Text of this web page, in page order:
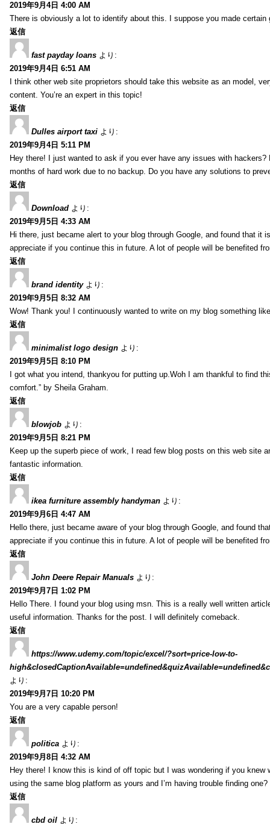
2019年9月4日 4:00 AM
There is obviously a lot to identify about this. I suppose you made certain
返信
fast payday loans より:
2019年9月4日 6:51 AM
I think other web site proprietors should take this website as an model,
content. You’re an expert in this topic!
返信
Dulles airport taxi より:
2019年9月4日 5:11 PM
Hey there! I just wanted to ask if you ever have any issues with
months of hard work due to no backup. Do you have any solutions to
返信
Download より:
2019年9月5日 4:33 AM
Hi there, just became alert to your blog through Google, and found that it
appreciate if you continue this in future. A lot of people will be benefited
返信
brand identity より:
2019年9月5日 8:32 AM
Wow! Thank you! I continuously wanted to write on my blog something
返信
minimalist logo design より:
2019年9月5日 8:10 PM
I got what you intend, thankyou for putting up.Woh I am thankful to find
comfort.” by Sheila Graham.
返信
blowjob より:
2019年9月5日 8:21 PM
Keep up the superb piece of work, I read few blog posts on this web site
fantastic information.
返信
ikea furniture assembly handyman より:
2019年9月6日 4:47 AM
Hello there, just became aware of your blog through Google, and found
appreciate if you continue this in future. A lot of people will be benefited
返信
John Deere Repair Manuals より:
2019年9月7日 1:02 PM
Hello There. I found your blog using msn. This is a really well written
useful information. Thanks for the post. I will definitely comeback.
返信
https://www.udemy.com/topic/excel/?sort=price-low-to-
より:
2019年9月7日 10:20 PM
You are a very capable person!
返信
politica より:
2019年9月8日 4:32 AM
Hey there! I know this is kind of off topic but I was wondering if you
using the same blog platform as yours and I’m having trouble finding
返信
cbd oil より: